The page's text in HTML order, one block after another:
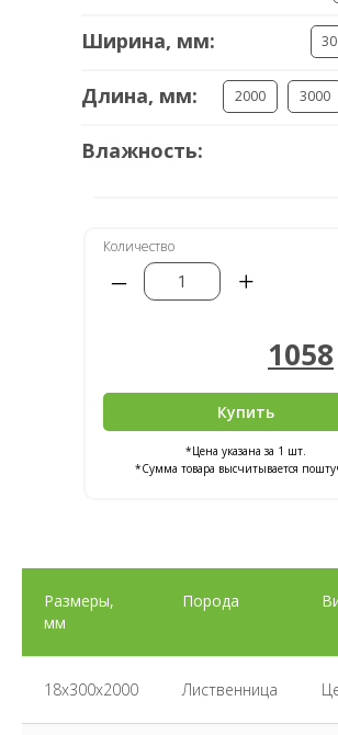
Ширина, мм:
Длина, мм: 2000 3000
Влажность:
1058
Количество
– +
Купить
*Цена указана за 1 шт.
*Сумма товара высчитывается
Размеры,
мм
Порода
18х300х2000 Лиственница